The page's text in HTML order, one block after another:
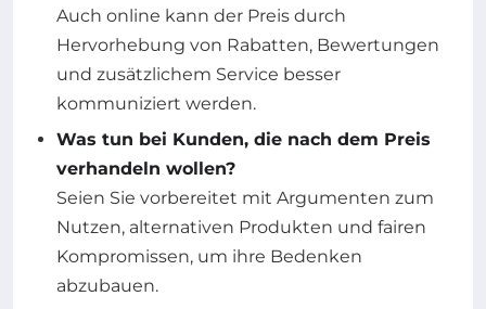
Auch online kann der Preis durch
Hervorhebung von Rabatten, Bewertungen
und zusätzlichem Service besser
kommuniziert werden.
Was tun bei Kunden, die nach dem Preis
verhandeln wollen?
Seien Sie vorbereitet mit Argumenten zum
Nutzen, alternativen Produkten und fairen
Kompromissen, um ihre Bedenken
abzubauen.